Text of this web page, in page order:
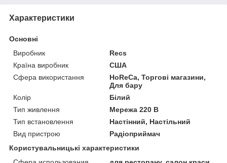
Характеристики
Основні
Виробник
Recs
Країна виробник
США
Сфера використання
HoReCa, Торгові магазини,
Для бару
Колір
Білий
Тип живлення
Мережа 220 В
Тип встановлення
Настінний, Настільний
Вид пристрою
Радіоприймач
Користувальницькі характеристики